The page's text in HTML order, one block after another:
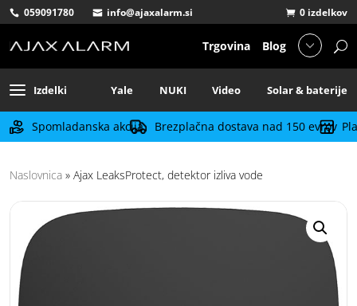
059091780 info@ajaxalarm.si 0 izdelkov
Trgovina Blog
Izdelki Yale NUKI Video Solar & baterije
Spomladanska akcija Brezplačna dostava nad 150 evrov
Naslovnica » Ajax LeaksProtect, detektor izliva vode